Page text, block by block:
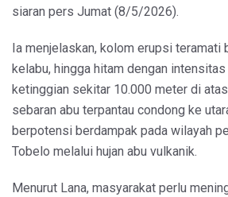
siaran pers Jumat (8/5/2026).
Ia menjelaskan, kolom erupsi teramati
kelabu, hingga hitam dengan
ketinggian sekitar 10.000 meter di
sebaran abu terpantau condong ke
berpotensi berdampak pada wilayah
Tobelo melalui hujan abu vulkanik.
Menurut Lana, masyarakat perlu